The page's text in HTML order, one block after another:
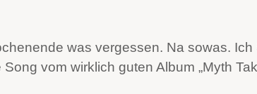
was vergessen. Na sowas. Ich
vom wirklich guten Album „Myth